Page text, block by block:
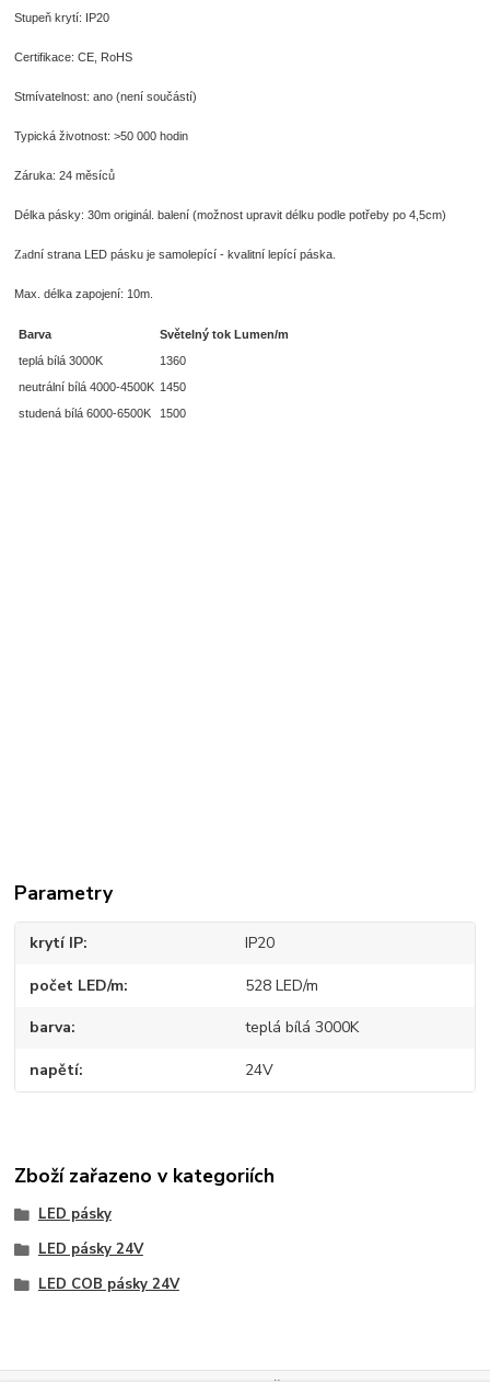
Stupeň krytí: IP20
Certifikace: CE, RoHS
Stmívatelnost: ano (není součástí)
Typická životnost: >50 000 hodin
Záruka: 24 měsíců
Délka pásky: 30m originál. balení (možnost upravit délku podle potřeby po 4,5cm)
Zadní strana LED pásku je samolepící - kvalitní lepící páska.
Max. délka zapojení: 10m.
Barva
Světelný tok Lumen/m
teplá bílá 3000K
1360
neutrální bílá 4000-4500K 1450
studená bílá 6000-6500K
1500
Parametry
krytí IP IP20
počet LED/m 528 LED/m
barva teplá bílá 3000K
napětí 24V
Zboží zařazeno v kategoriích
LED pásky
LED pásky 24V
LED COB pásky 24V